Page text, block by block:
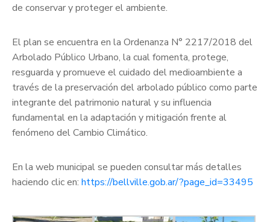
de conservar y proteger el ambiente.
El plan se encuentra en la Ordenanza N° 2217/2018 del
Arbolado Público Urbano, la cual fomenta, protege,
resguarda y promueve el cuidado del medioambiente a
través de la preservación del arbolado público como parte
integrante del patrimonio natural y su influencia
fundamental en la adaptación y mitigación frente al
fenómeno del Cambio Climático.
En la web municipal se pueden consultar más detalles
haciendo clic en: https://bellville.gob.ar/?page_id=33495